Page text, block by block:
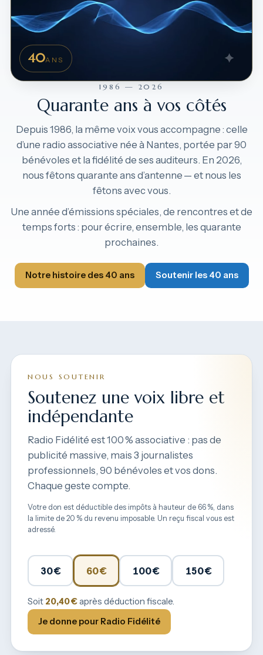
40ANS
1986 — 2026
Quarante ans à vos côtés
Depuis 1986, la même voix vous accompagne : celle
d’une radio associative née à Nantes, portée par 90
bénévoles et la fidélité de ses auditeurs. En 2026,
nous fêtons quarante ans d’antenne — et nous les
fêtons avec vous.
Une année d’émissions spéciales, de rencontres et de
temps forts : pour écrire, ensemble, les quarante
prochaines.
Notre histoire des 40 ans Soutenir les 40 ans
NOUS SOUTENIR
Soutenez une voix libre et
indépendante
Radio Fidélité est 100 % associative : pas de
publicité massive, mais 3 journalistes
professionnels, 90 bénévoles et vos dons.
Chaque geste compte.
Votre don est déductible des impôts à hauteur de 66 %, dans
la limite de 20 % du revenu imposable. Un reçu fiscal vous est
adressé.
30 € 60 € 100 € 150 €
Soit 20,40 €après déduction fiscale.
Je donne pour Radio Fidélité